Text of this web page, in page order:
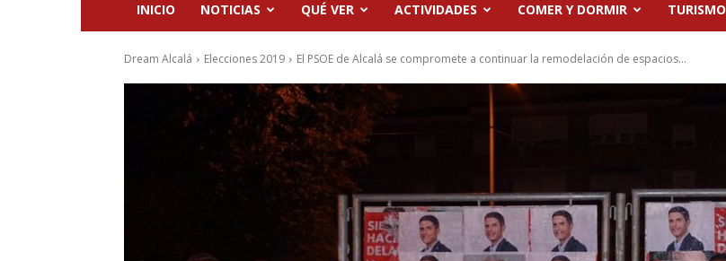
INICIO NOTICIAS QUÉ VER ACTIVIDADES COMER Y DORMIR TURISMO
Dream Alcalá Elecciones 2019 El PSOE de Alcalá se compromete a continuar la remodelación de espacios...